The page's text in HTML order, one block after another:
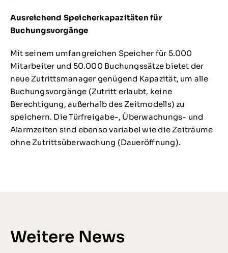
Ausreichend Speicherkapazitäten für
Buchungsvorgänge
Mit seinem umfangreichen Speicher für 5.000
Mitarbeiter und 50.000 Buchungssätze bietet der
neue Zutrittsmanager genügend Kapazität, um alle
Buchungsvorgänge (Zutritt erlaubt, keine
Berechtigung, außerhalb des Zeitmodells) zu
speichern. Die Türfreigabe-, Überwachungs- und
Alarmzeiten sind ebenso variabel wie die Zeiträume
ohne Zutrittsüberwachung (Daueröffnung).
Weitere News